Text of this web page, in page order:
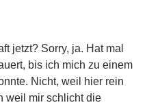
jetzt? Sorry, ja. Hat mal
bis ich mich zu einem
Nicht, weil hier rein
weil mir schlicht die